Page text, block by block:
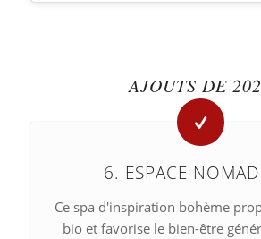
AJOUTS DE
6. ESPACE
Ce spa d'inspiration bohème
bio et favorise le bien-être